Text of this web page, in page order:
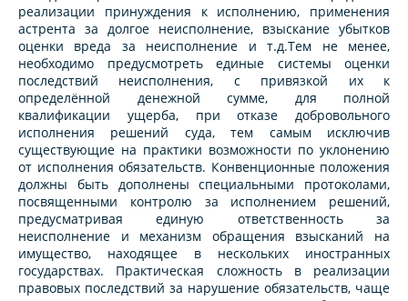
реализации принуждения к исполнению, применения
астрента за долгое неисполнение, взыскание убытков
оценки вреда за неисполнение и т.д.Тем не менее,
необходимо предусмотреть единые системы оценки
последствий неисполнения, с привязкой их к
определённой денежной сумме, для полной
квалификации ущерба, при отказе добровольного
исполнения решений суда, тем самым исключив
существующие на практики возможности по уклонению
от исполнения обязательств. Конвенционные положения
должны быть дополнены специальными протоколами,
посвященными контролю за исполнением решений,
предусматривая единую ответственность за
неисполнение и механизм обращения взысканий на
имущество, находящее в нескольких иностранных
государствах. Практическая сложность в реализации
правовых последствий за нарушение обязательств, чаще